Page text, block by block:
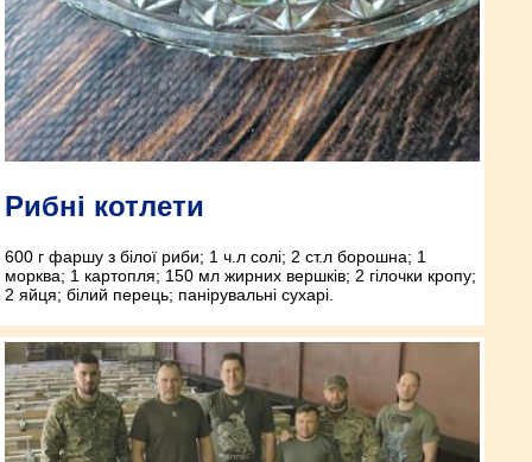
Рибні котлети
600 г фаршу з білої риби; 1 ч.л солі; 2 ст.л борошна; 1
морква; 1 картопля; 150 мл жирних вершків; 2 гілочки кропу;
2 яйця; білий перець; панірувальні сухарі.